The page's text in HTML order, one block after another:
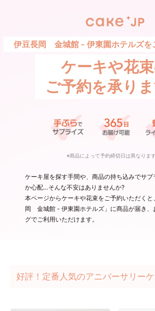
伊豆長岡 金城館 - 伊東園ホテルズを
ケーキや花
ご予約を承りま
※商品によって予約締切日は異なります
ケーキ屋を探す手間や、商品の持ち込みでサ
か心配…そんな不安はありませんか?
本ページからケーキや花束をご予約いただく
岡 金城館 - 伊東園ホテルズ」に商品が届き、
グでご利用いただけます。
好評！定番人気のアニバーサリー